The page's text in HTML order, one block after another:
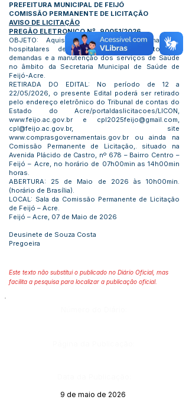
PREFEITURA MUNICIPAL DE FEIJÓ
COMISSÃO PERMANENTE DE LICITAÇÃO
AVISO DE LICITAÇÃO
PREGÃO ELETRONICO Nº. 90051/2026
OBJETO: Aquisição de Insumos e materiais
hospitalares destinados ao atendimento das
demandas e a manutenção dos serviços de Saúde
no âmbito da Secretaria Municipal de Saúde de
Feijó-Acre.
RETIRADA DO EDITAL: No período de 12 a
22/05/2026, o presente Edital poderá ser retirado
pelo endereço eletrônico do Tribunal de contas do
Estado do Acre/portaldaslicitacoes/LICON,
www.feijo.ac.gov.br e cpl2025feijo@gmail.com,
cpl@feijo.ac.gov.br, site
www.comprasgovernamentais.gov.br ou ainda na
Comissão Permanente de Licitação,. situado na
Avenida Plácido de Castro, nº 678 – Bairro Centro –
Feijó – Acre, no horário de 07h00min as 14h00min
horas.
ABERTURA: 25 de Maio de 2026 às 10h00min.
(horário de Brasília).
LOCAL: Sala da Comissão Permanente de Licitação
de Feijó – Acre.
Feijó – Acre, 07 de Maio de 2026
Deusinete de Souza Costa
Pregoeira
Este texto não substitui o publicado no Diário Oficial, mas
facilita a pesquisa para localizar a publicação oficial.
9 de maio de 2026